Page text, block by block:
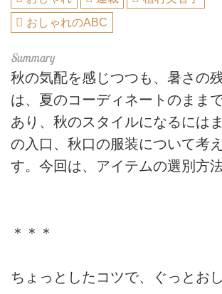
おしゃれのABC
秋の気配を感じつつも、暑さの
は、夏のコーディネートのまま
あり、秋のスタイルになるには
の入口、秋口の服装について考
す。今回は、アイテムの選別方法
＊＊＊
ちょっとしたコツで、ぐっとお